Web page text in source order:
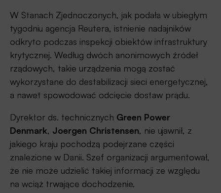
W Stanach Zjednoczonych, jak podała w ubiegłym
tygodniu agencja Reutera, istnienie nadajników
odkryto podczas inspekcji obiektów infrastruktury
krytycznej. Według dwóch anonimowych źródeł
rządowych, takie urządzenia mogą zostać
wykorzystane do destabilizacji sieci energetycznej,
a nawet spowodować odcięcie dostaw prądu.
Dyrektor ds. technicznych Green Power
Denmark, Joergen Christensen, nie ujawnił, z
jakiego kraju pochodzą podejrzane części
znalezione w Danii. Szef organizacji argumentował,
że nie może udzielić takiej informacji ze względu
na wciąż trwające dochodzenie.